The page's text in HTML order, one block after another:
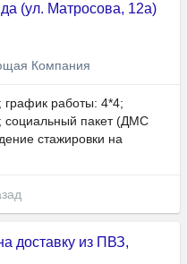
(ул. Матросова, 12а)
Компания
работы: 4*4;
социальный пакет (ДМС
стажировки на
доставку из ПВЗ,